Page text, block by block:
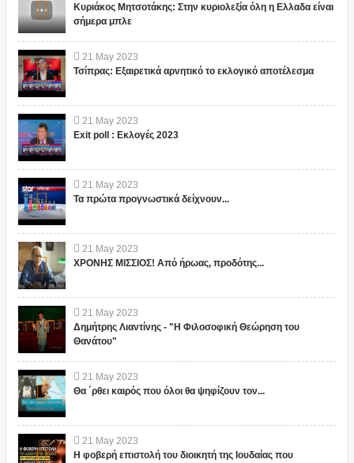
Κυριάκος Μητσοτάκης: Στην κυριολεξία όλη η Ελλαδα είναι
σήμερα μπλε
21 May 2023
Τσίπρας: Εξαιρετικά αρνητικό το εκλογικό αποτέλεσμα
21 May 2023
Exit poll : Εκλογές 2023
21 May 2023
Τα πρώτα προγνωστικά δείχνουν...
21 May 2023
ΧΡΟΝΗΣ ΜΙΣΣΙΟΣ! Από ήρωας, προδότης...
21 May 2023
Δημήτρης Λιαντίνης - "Η Φιλοσοφική Θεώρηση του
Θανάτου"
21 May 2023
Θα ΄ρθει καιρός που όλοι θα ψηφίζουν τον...
21 May 2023
Η φοβερή επιστολή του διοικητή της Ιουδαίας που